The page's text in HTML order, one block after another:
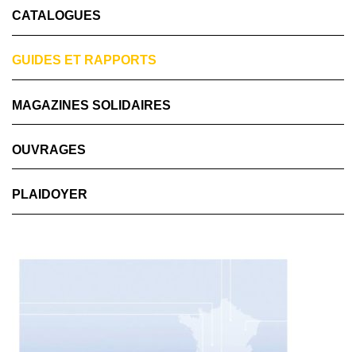
CATALOGUES
GUIDES ET RAPPORTS
MAGAZINES SOLIDAIRES
OUVRAGES
PLAIDOYER